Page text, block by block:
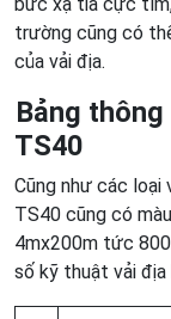
trường cũng có
của vải địa.
Bảng
TS40
Cũng như các loại
TS40 cũng có
4mx200m tức
số kỹ thuật vải